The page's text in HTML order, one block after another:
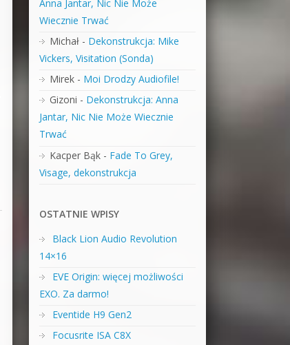
Anna Jantar, Nic Nie Może
Wiecznie Trwać
Michał- Dekonstrukcja: Mike
Vickers, Visitation (Sonda)
Mirek- Moi Drodzy Audiofile!
Gizoni - Dekonstrukcja: Anna
Jantar, Nic Nie Może Wiecznie
Trwać
Kacper Bąk- Fade To Grey,
Visage, dekonstrukcja
OSTATNIE WPISY
Black Lion Audio Revolution
14×16
EVE Origin: więcej możliwości
EXO. Za darmo!
Eventide H9 Gen2
Focusrite ISA C8X